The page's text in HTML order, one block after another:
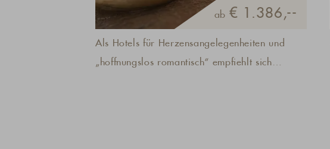
ab € 1.386,--
Als Hotels für Herzensangelegenheiten und
„hoffnungslos romantisch“ empfiehlt sich